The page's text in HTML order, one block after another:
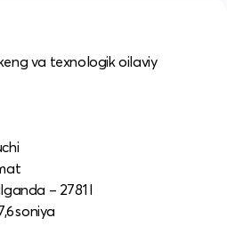
va texnologik oilaviy
– 2781 l
soniya